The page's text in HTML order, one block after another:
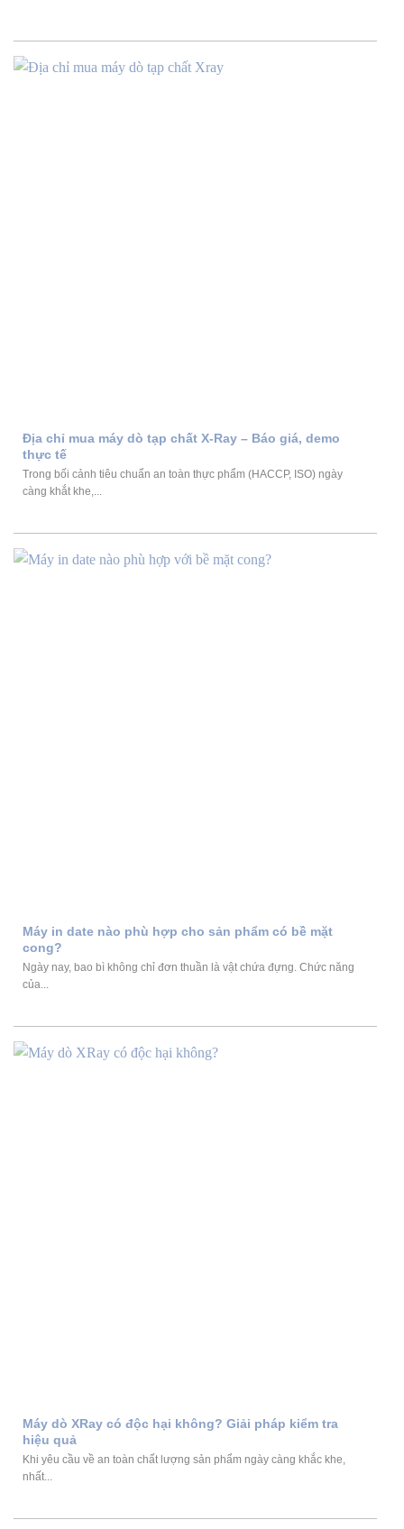
Địa chỉ mua máy dò tạp chất X-Ray – Báo giá, demo
thực tế
Trong bối cảnh tiêu chuẩn an toàn thực phẩm (HACCP, ISO) ngày
càng khắt khe,...
Máy in date nào phù hợp cho sản phẩm có bề mặt
cong?
Ngày nay, bao bì không chỉ đơn thuần là vật chứa đựng. Chức năng
của...
Máy dò XRay có độc hại không? Giải pháp kiểm tra
hiệu quả
Khi yêu cầu về an toàn chất lượng sản phẩm ngày càng khắc khe,
nhất...